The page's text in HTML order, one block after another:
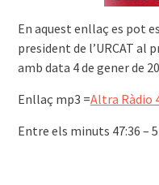
En aquest enllaç es pot
president de l’URCAT al
amb data 4 de gener de
Enllaç mp3 =Altra Ràdio
Entre els minuts 47:36 –